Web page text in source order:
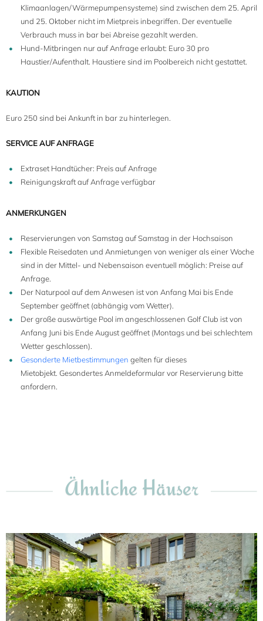
4+1
Klimaanlagen/Wärmepumpensysteme) sind zwischen dem 25. April
und 25. Oktober nicht im Mietpreis inbegriffen. Der eventuelle
Verbrauch muss in bar bei Abreise gezahlt werden.
Hund-Mitbringen nur auf Anfrage erlaubt: Euro 30 pro
Haustier/Aufenthalt. Haustiere sind im Poolbereich nicht gestattet.
KAUTION
Euro 250 sind bei Ankunft in bar zu hinterlegen.
SERVICE AUF ANFRAGE
Extraset Handtücher: Preis auf Anfrage
Reinigungskraft auf Anfrage verfügbar
ANMERKUNGEN
Reservierungen von Samstag auf Samstag in der Hochsaison
Flexible Reisedaten und Anmietungen von weniger als einer Woche
sind in der Mittel- und Nebensaison eventuell möglich: Preise auf
Anfrage.
Der Naturpool auf dem Anwesen ist von Anfang Mai bis Ende
September geöffnet (abhängig vom Wetter).
Der große auswärtige Pool im angeschlossenen Golf Club ist von
Anfang Juni bis Ende August geöffnet (Montags und bei schlechtem
Wetter geschlossen).
Gesonderte Mietbestimmungen gelten für dieses
Mietobjekt. Gesondertes Anmeldeformular vor Reservierung bitte
anfordern.
Ähnliche Häuser